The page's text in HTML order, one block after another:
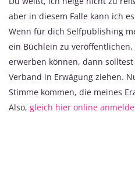
aber in diesem Falle kann ich
Wenn für dich Selfpublishing
ein Büchlein zu
erwerben können, dann
Verband in Erwägung ziehen.
Stimme kommen, die meines
Also, gleich hier online